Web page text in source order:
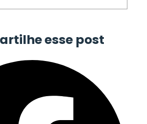
esse post